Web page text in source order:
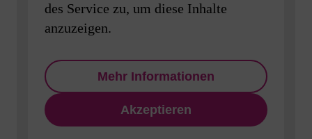
des Service zu, um diese Inhalte
anzuzeigen.
Mehr Informationen
Akzeptieren